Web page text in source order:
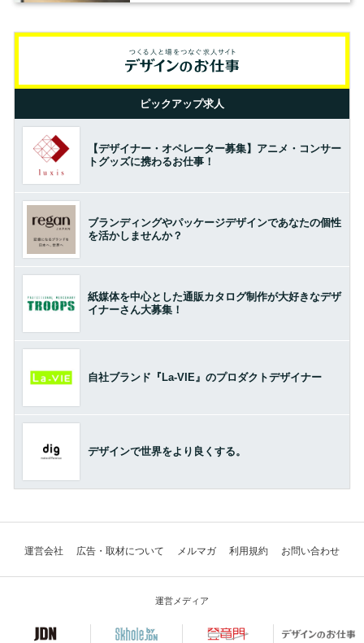
ピックアップ求人
【デザイナー・オペレーター募集】アニメ・コンサー
トグッズに携わるお仕事！
ブランディングやパッケージデザインであなたの個性
を活かしませんか？
紙媒体を中心とした通販カタログ制作が大好きなデザ
イナーさん大募集！
自社ブランド『La-VIE』のプロダクトデザイナー
デザインで世界をより良くする。
運営会社 広告・取材について メルマガ 利用規約 お問い合わせ
運営メディア